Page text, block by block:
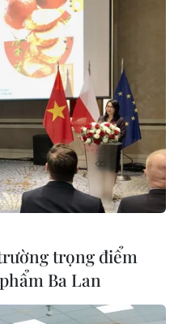
trọng điểm
Ba Lan